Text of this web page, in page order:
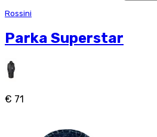
Rossini
Parka Superstar
€ 71